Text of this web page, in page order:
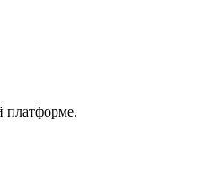
платформе.